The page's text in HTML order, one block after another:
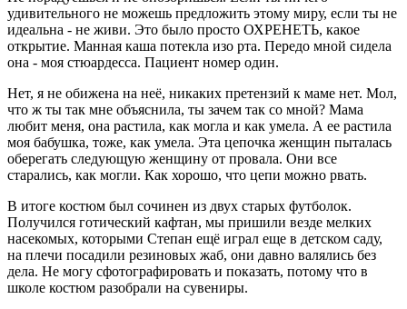
удивительного не можешь предложить этому миру, если ты не
идеальна - не живи. Это было просто ОХРЕНЕТЬ, какое
открытие. Манная каша потекла изо рта. Передо мной сидела
она - моя стюардесса. Пациент номер один.
Нет, я не обижена на неё, никаких претензий к маме нет. Мол,
что ж ты так мне объяснила, ты зачем так со мной? Мама
любит меня, она растила, как могла и как умела. А ее растила
моя бабушка, тоже, как умела. Эта цепочка женщин пыталась
оберегать следующую женщину от провала. Они все
старались, как могли. Как хорошо, что цепи можно рвать.
В итоге костюм был сочинен из двух старых футболок.
Получился готический кафтан, мы пришили везде мелких
насекомых, которыми Степан ещё играл еще в детском саду,
на плечи посадили резиновых жаб, они давно валялись без
дела. Не могу сфотографировать и показать, потому что в
школе костюм разобрали на сувениры.